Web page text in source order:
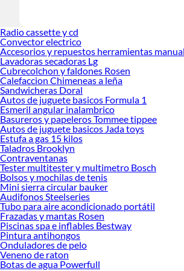
Radio cassette y cd
Convector electrico
Accesorios y repuestos herramientas
Lavadoras secadoras Lg
Cubrecolchon y faldones Rosen
Calefaccion Chimeneas a leña
Sandwicheras Doral
Autos de juguete basicos Formula 1
Esmeril angular inalambrico
Basureros y papeleros Tommee tippee
Autos de juguete basicos Jada toys
Estufa a gas 15 kilos
Taladros Brooklyn
Contraventanas
Tester multitester y multimetro Bosch
Bolsos y mochilas de tenis
Mini sierra circular bauker
Audifonos Steelseries
Tubo para aire acondicionado portátil
Frazadas y mantas Rosen
Piscinas spa e inflables Bestway
Pintura antihongos
Onduladores de pelo
Veneno de raton
Botas de agua Powerfull